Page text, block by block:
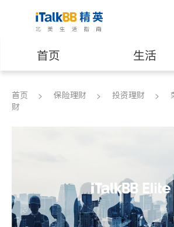
首页 生活
医生 律师
养老 非盈利组织
首页 保险理财 投资理财
财